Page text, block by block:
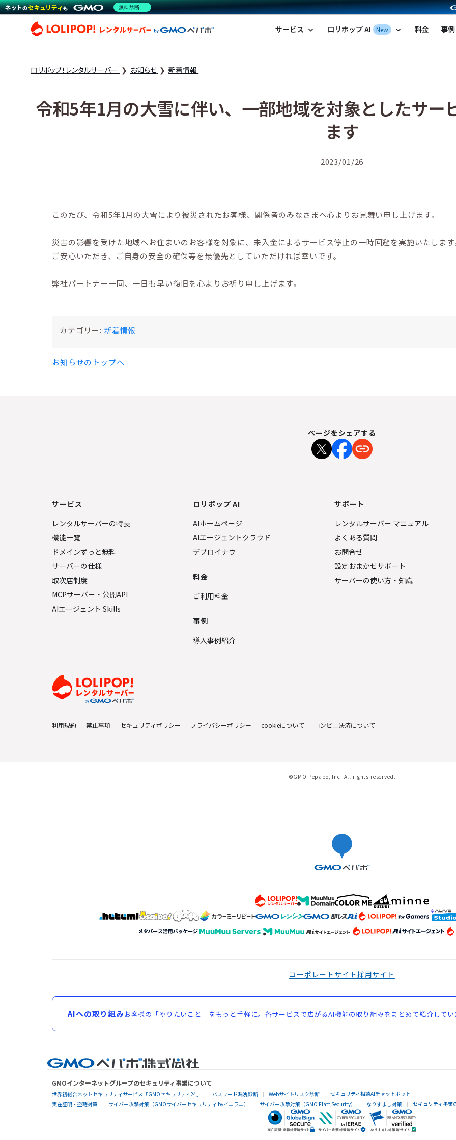
ロリポップ！レンタルサーバー by GMOペパボ
サービス expand_more ロリポップ AI New expand_more 料金 事例
ロリポップ！レンタルサーバー お知らせ 新着情報
令和5年1月の大雪に伴い、一部地域を対象としたサー
ます
2023/01/26
このたび、令和5年1月の大雪により被災されたお客様、関係者のみなさまへ心よりお見舞い申し上げます。
災害の影響を受けた地域へお住まいのお客様を対象に、未入金によるサービス停止の一時回避を実施いたしま
ご安心いただき、ご自身の安全の確保等を最優先としていただければ幸いです。
弊社パートナー一同、一日も早い復旧を心よりお祈り申し上げます。
カテゴリー: 新着情報
お知らせのトップへ
ページをシェアする
サービス
レンタルサーバーの特長
機能一覧
ドメインずっと無料
サーバーの仕様
取次店制度
MCPサーバー・公開API
AIエージェント Skills
ロリポップ AI
AIホームページ
AIエージェントクラウド
デプロイナウ
料金
ご利用料金
事例
導入事例紹介
サポート
レンタルサーバー マニュアル
よくある質問
お問合せ
設定おまかせサポート
サーバーの使い方・知識
利用規約 禁止事項 セキュリティポリシー プライバシーポリシー cookieについて コンビニ決済について
©GMO Pepabo, Inc. All rights reserved.
コーポレートサイト採用サイト
AIへの取り組みお客様の「やりたいこと」をもっと手軽に。各サービスで広がるAI機能の取り組みをまとめて紹介して
GMOインターネットグループのセキュリティ事業について
世界初総合ネットセキュリティサービス「GMOセキュリティ24」 パスワード漏洩診断 Webサイトリスク診断
セキュリティ相談AIチャットボット
実在証明・盗聴対策
サイバー攻撃対策（GMOサイバーセキュリティ byイエラエ） サイバー攻撃対策（GMO Flatt Security） なりすまし対策 セキュリティ事業
無料診断